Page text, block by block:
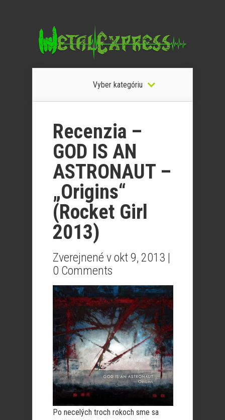
Vyber kategóriu
Recenzia –
GOD IS AN
ASTRONAUT –
„Origins“
(Rocket Girl
2013)
Zverejnené v okt 9, 2013 |
0 Comments
Po necelých troch rokoch sme sa